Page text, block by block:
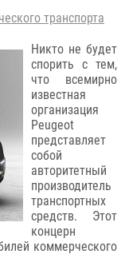
транспорта
Никто не будет
спорить с тем,
что всемирно
известная
организация
Peugeot
представляет
собой
авторитетный
производитель
транспортных
средств. Этот
концерн
коммерческого